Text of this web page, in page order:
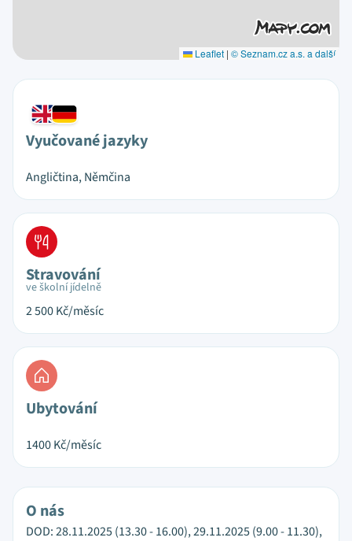
Leaflet | © Seznam.cz a.s. a další
Vyučované jazyky
Angličtina, Němčina
Stravování
ve školní jídelně
2 500Kč/měsíc
Ubytování
1400Kč/měsíc
O nás
DOD: 28.11.2025 (13.30 - 16.00), 29.11.2025 (9.00 - 11.30),